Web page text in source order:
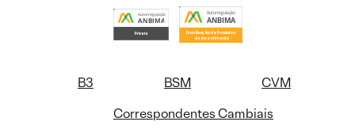
B3 BSM
CVM
Correspondentes Cambiais